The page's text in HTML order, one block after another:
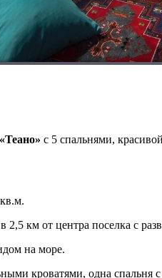
«Теано» с 5 спальнями,
км от центра поселка с
на море.
кроватями, одна